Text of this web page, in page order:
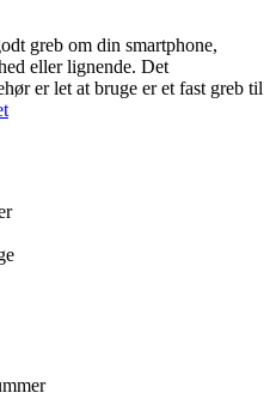
greb om din smartphone,
eller lignende. Det
er let at bruge er et fast greb til